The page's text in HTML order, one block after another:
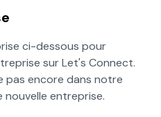
ci-dessous pour
sur Let's Connect.
pas encore dans notre
nouvelle entreprise.